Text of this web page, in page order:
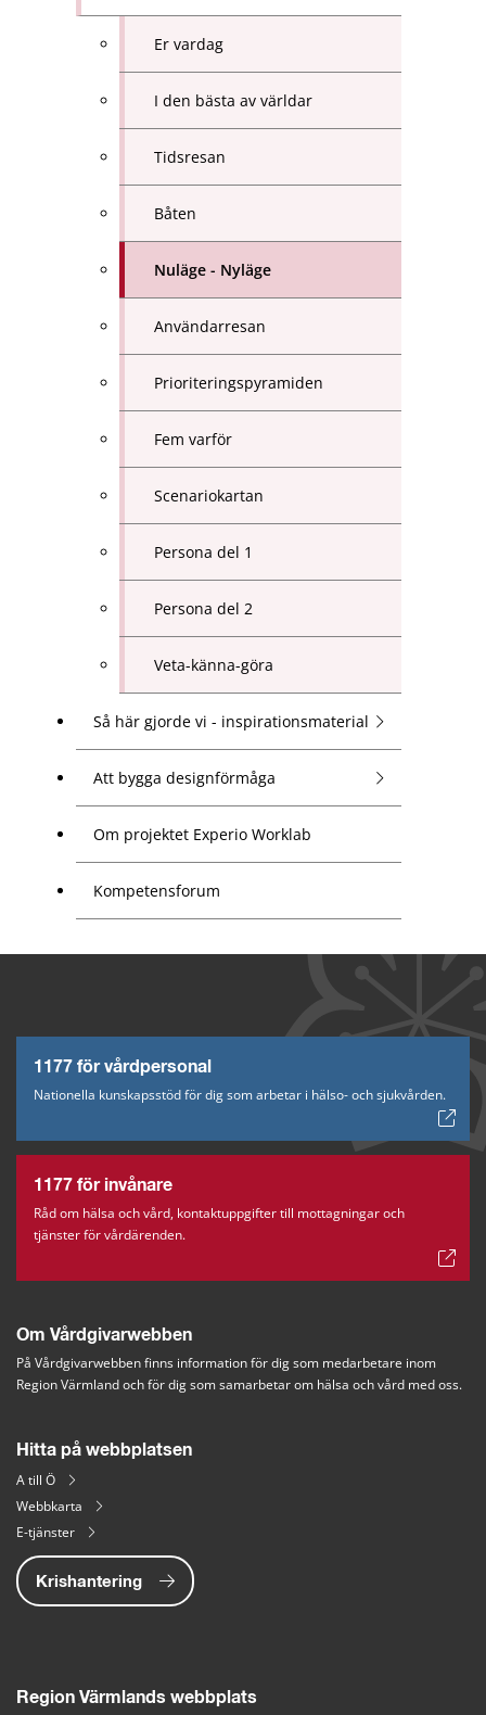
Er vardag
I den bästa av världar
Tidsresan
Båten
Nuläge - Nyläge
Användarresan
Prioriteringspyramiden
Fem varför
Scenariokartan
Persona del 1
Persona del 2
Veta-känna-göra
Så här gjorde vi - inspirationsmaterial
Att bygga designförmåga
Om projektet Experio Worklab
Kompetensforum
1177 för vårdpersonal
Nationella kunskapsstöd för dig som arbetar i hälso- och sjukvården.
1177 för invånare
Råd om hälsa och vård, kontaktuppgifter till mottagningar och
tjänster för vårdärenden.
Om Vårdgivarwebben
På Vårdgivarwebben finns information för dig som medarbetare inom
Region Värmland och för dig som samarbetar om hälsa och vård med oss.
Hitta på webbplatsen
A till Ö
Webbkarta
E-tjänster
Krishantering
Region Värmlands webbplats